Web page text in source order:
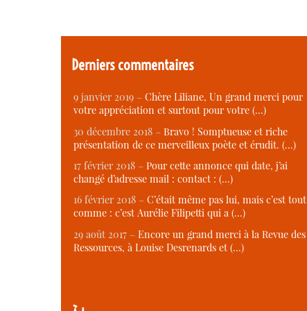
Derniers commentaires
9 janvier 2019 – Chère Liliane, Un grand merci pour
votre appréciation et surtout pour votre (…)
30 décembre 2018 – Bravo ! Somptueuse et riche
présentation de ce merveilleux poète et érudit. (…)
17 février 2018 – Pour cette annonce qui date, j’ai
changé d’adresse mail : contact : (…)
16 février 2018 – C’était même pas lui, mais c’est tout
comme : c’est Aurélie Filipetti qui a (…)
29 août 2017 – Encore un grand merci à la Revue des
Ressources, à Louise Desrenards et (…)